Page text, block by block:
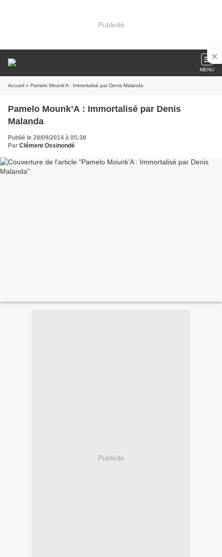
Publicité
MENU
Accueil » Pamelo Mounk’A : Immortalisé par Denis Malanda
Pamelo Mounk’A : Immortalisé par Denis
Malanda
Publié le 28/09/2014 à 05:38
Par Clément Ossinondé
Publicité